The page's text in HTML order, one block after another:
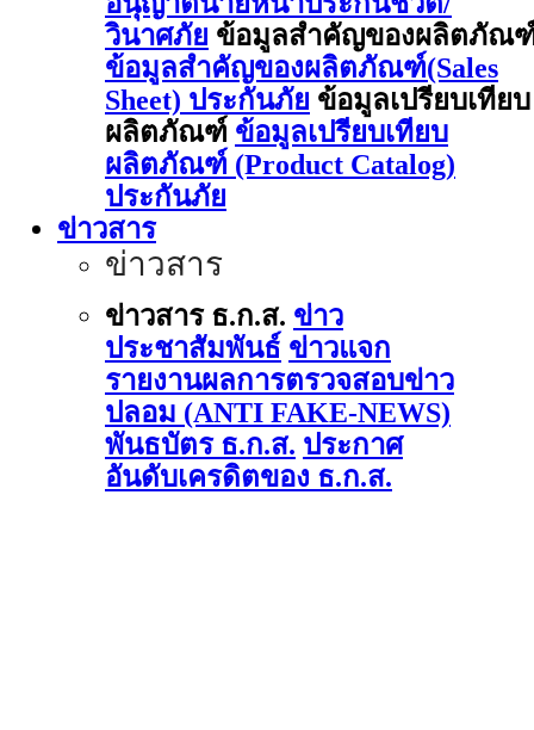
วินาศภัย ข้อมูลสำคัญของผลิตภัณ
ข้อมูลสำคัญของผลิตภัณฑ์(Sales
Sheet) ประกันภัย ข้อมูลเปรียบเทียบ
ผลิตภัณฑ์ ข้อมูลเปรียบเทียบ
ผลิตภัณฑ์ (Product Catalog)
ประกันภัย
ข่าวสาร
ข่าวสาร
ข่าวสาร ธ.ก.ส. ข่าว
ประชาสัมพันธ์ ข่าวแจก
รายงานผลการตรวจสอบข่าว
ปลอม (ANTI FAKE-NEWS)
พันธบัตร ธ.ก.ส. ประกาศ
อันดับเครดิตของ ธ.ก.ส.